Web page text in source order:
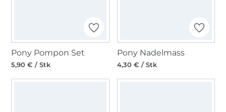
Pony Pompon Set
5,90 € / Stk
Pony Nadelmass
4,30 € / Stk